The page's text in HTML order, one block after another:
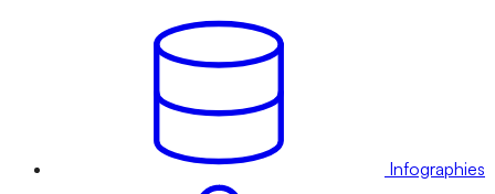
Infographies